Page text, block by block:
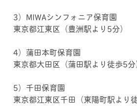
3）MIWAシンフォニア保育園
東京都江東区（豊洲駅より5分）
4）蒲田本町保育園
東京都大田区（蒲田駅より徒歩5分
5）千田保育園
東京都江東区千田（東陽町駅より